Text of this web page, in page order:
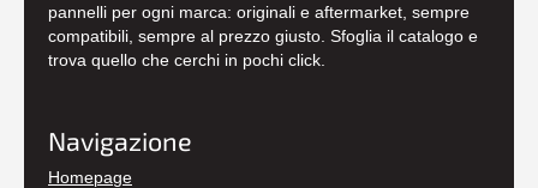
pannelli per ogni marca: originali e aftermarket, sempre
compatibili, sempre al prezzo giusto. Sfoglia il catalogo e
trova quello che cerchi in pochi click.
Navigazione
Homepage